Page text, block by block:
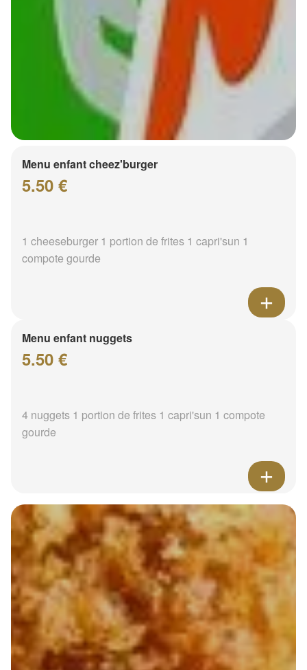
Menu enfant cheez'burger
5.50 €
1 cheeseburger 1 portion de frites 1 capri'sun 1
compote gourde
Menu enfant nuggets
5.50 €
4 nuggets 1 portion de frites 1 capri'sun 1 compote
gourde